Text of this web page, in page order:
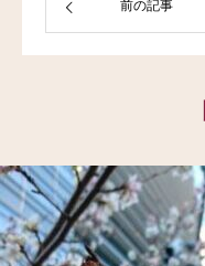
前の記事